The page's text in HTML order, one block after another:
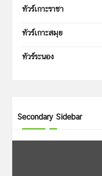
ทัวร์เกาะราชา
ทัวร์เกาะสมุย
ทัวร์ระนอง
Secondary Sidebar